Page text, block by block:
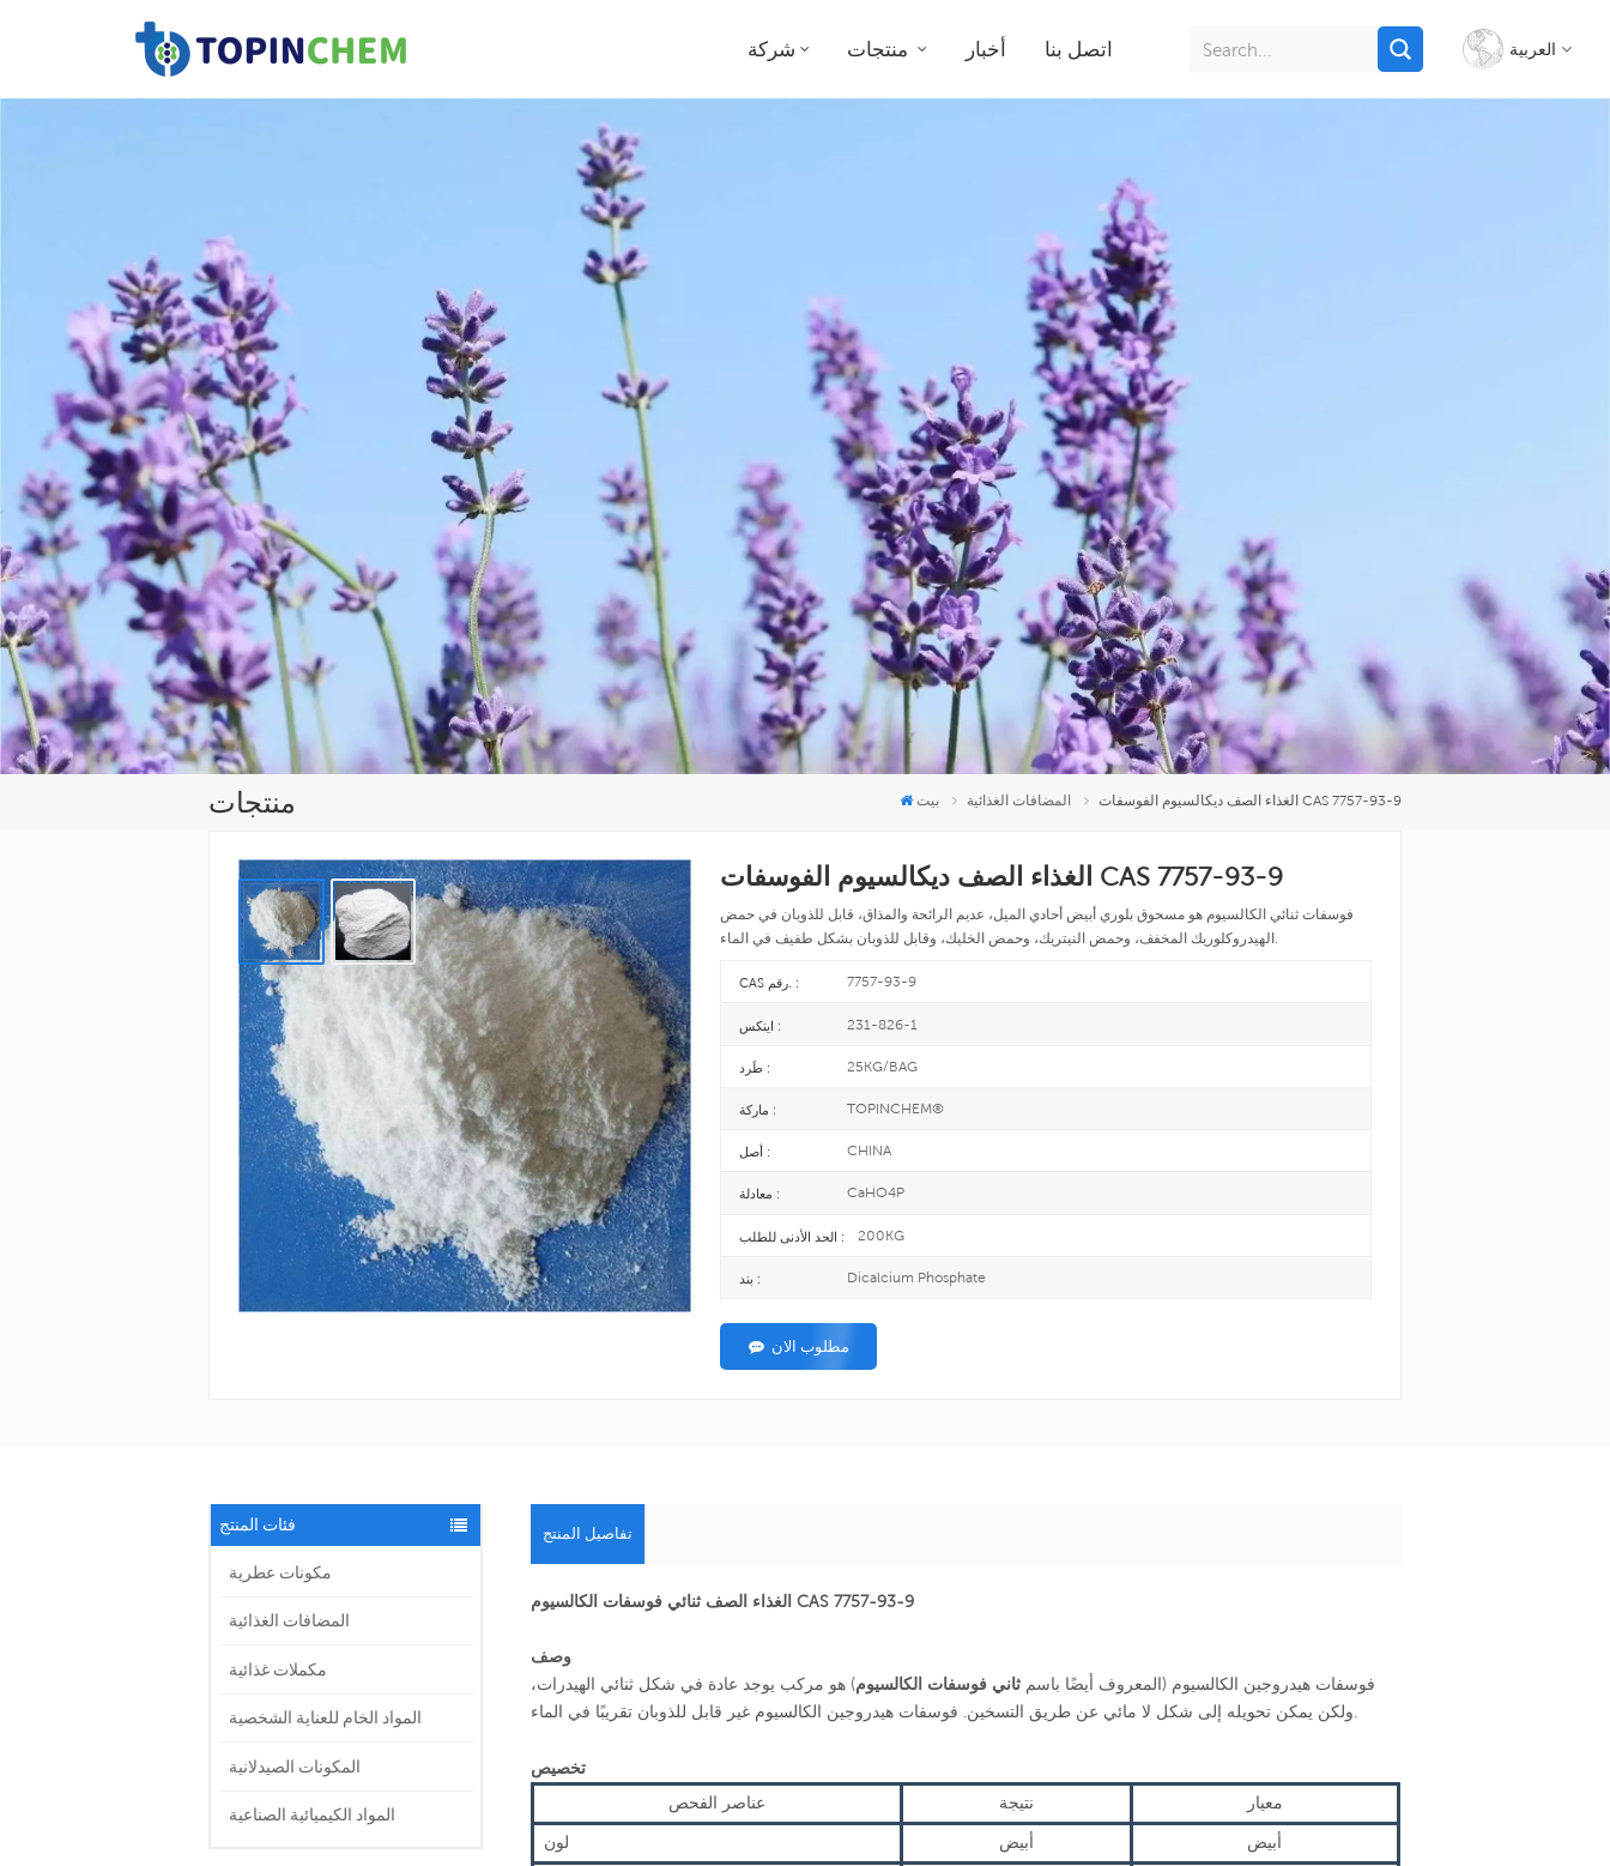
شركة أخبار اتصل بنا العربية
منتجات بيت المضافات الغذائية الغذاء الصف ديكالسيوم الفوسفات CAS 7757-93-9
الغذاء الصف ديكالسيوم الفوسفات CAS 7757-93-9
فوسفات ثنائي الكالسيوم هو مسحوق بلوري أبيض أحادي الميل، عديم الرائحة والمذاق، قابل للذوبان في حمض
الهيدروكلوريك المخفف، وحمض النيتريك، وحمض الخليك، وقابل للذوبان بشكل طفيف في الماء.
CAS رقم. : 7757-93-9
اينكس : 231-826-1
طَرد : 25KG/BAG
ماركة : TOPINCHEM®
أصل : CHINA
معادلة : CaHO4P
الحد الأدنى للطلب : 200KG
بند : Dicalcium Phosphate
مطلوب الان
فئات المنتج
مكونات عطرية
المضافات الغذائية
مكملات غذائية
المواد الخام للعناية الشخصية
المكونات الصيدلانية
المواد الكيميائية الصناعية
تفاصيل المنتج
الغذاء الصف ثنائي فوسفات الكالسيوم CAS 7757-93-9
وصف
فوسفات هيدروجين الكالسيوم (المعروف أيضًا باسمثاني فوسفات الكالسيوم) هو مركب يوجد عادة في شكل ثنائي الهيدرات،
تخصيص
عناصر الفحص نتيجة معيار
لون أبيض أبيض